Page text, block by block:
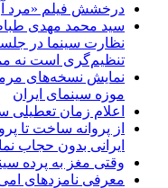
درخشش فیلم «مرد آرام»
سید محمد مهدی
نظارت سینما در
تنظیم‌گری است نه
نمایش نسخه‌های
موزه سینمای ایران
اعلام زمان تعطیلی
از پروانه ساخت تا
ایرانی بدون حجاب
وقتی مغز به پرده